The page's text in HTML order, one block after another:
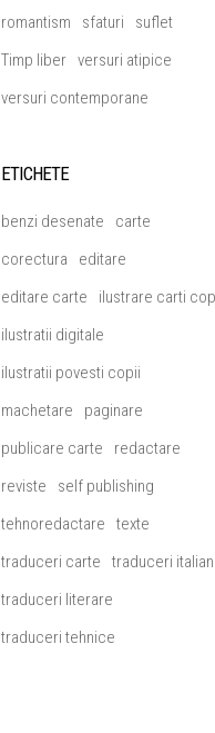
romantism
sfaturi
suflet
Timp liber versuri atipice
versuri contemporane
ETICHETE
benzi desenate
carte
corectura
editare
editare carte
ilustrare carti
ilustratii digitale
ilustratii povesti copii
machetare
paginare
publicare carte
redactare
reviste
self publishing
tehnoredactare
texte
traduceri carte
traduceri
traduceri literare
traduceri tehnice